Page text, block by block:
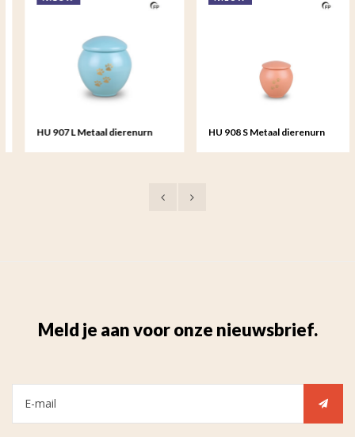
HU 907 L Metaal dierenurn
HU 908 S Metaal dierenurn
Meld je aan voor onze nieuwsbrief.